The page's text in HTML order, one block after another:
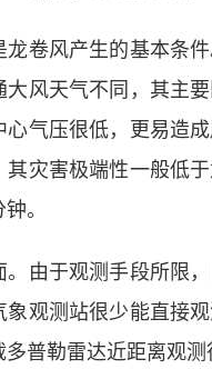
风产生的基本条件
大风天气不同，其主
心气压很低，更易造
其灾害极端性一般低
。
于观测手段所限，
象观测站很少能直接
普勒雷达近距离观测